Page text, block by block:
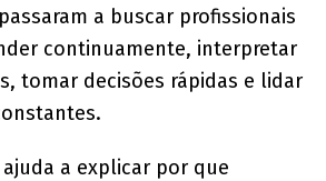
a buscar profissionais
continuamente, interpretar
tomar decisões rápidas e lidar
a explicar por que